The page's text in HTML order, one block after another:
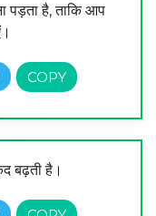
पड़ता है, ताकि आप
बढ़ती है।